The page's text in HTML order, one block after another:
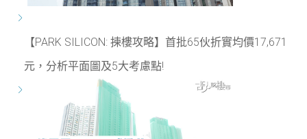
【PARK SILICON: 揀樓攻略】首批65伙折實均價17,671
元，分析平面圖及5大考慮點!